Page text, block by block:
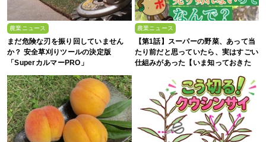
農業ニュース
まだ危険な刃を振り回していません
か？ 安全草刈りツールの決定版
「SuperカルマーPRO」
農業ニュース
【第1話】スーパーの野菜、あって当
たり前だと思っていたら、実はすごい
仕組みがあった【いま知っておきた